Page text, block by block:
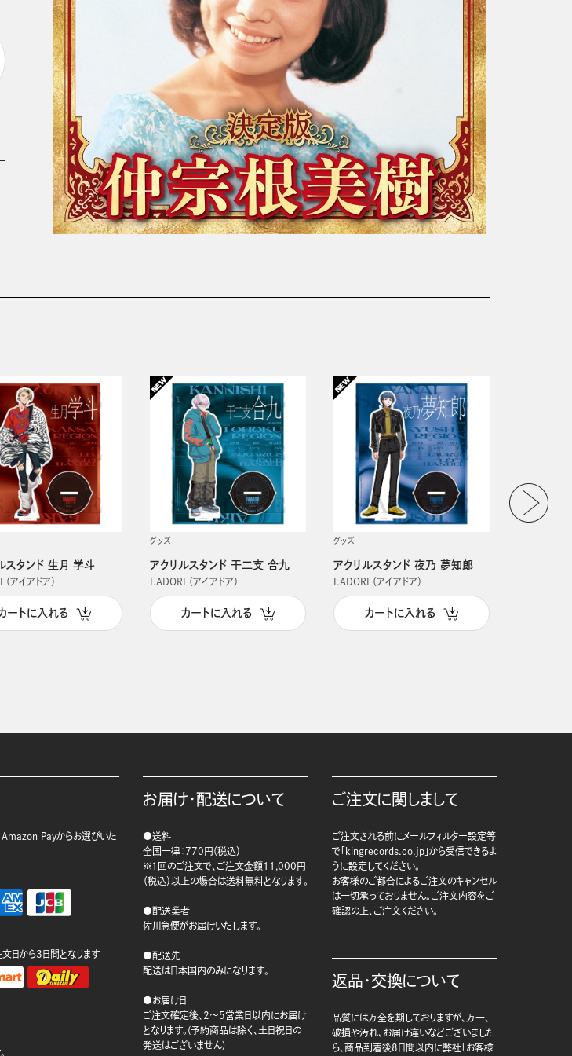
スタンド 生月 学斗
（アイアドア）
ートに入れる
グッズ
アクリルスタンド 干二支 合九
I.ADORE（アイアドア）
カートに入れる
グッズ
アクリルスタンド 夜乃 夢知郎
I.ADORE（アイアドア）
カートに入れる
Amazon Payからお選びいた
日から3日間となります
お届け・配送について
●送料
全国一律：770円（税込）
※1回のご注文で、ご注文金額11,000円
（税込）以上の場合は送料無料となります。
●配送業者
佐川急便がお届けいたします。
●配送先
配送は日本国内のみになります。
●お届け日
ご注文確定後、2～5営業日以内にお届け
となります。(予約商品は除く、土日祝日の
発送はございません)
ご注文に関しまして
ご注文される前にメールフィルター設定等
で「kingrecords.co.jp」から受信できるよ
うに設定してください。
お客様のご都合によるご注文のキャンセル
は一切承っておりません。ご注文内容をご
確認の上、ご注文ください。
返品・交換について
品質には万全を期しておりますが、万一、
破損や汚れ、お届け違いなどございました
ら、商品到着後8日間以内に弊社「お客様